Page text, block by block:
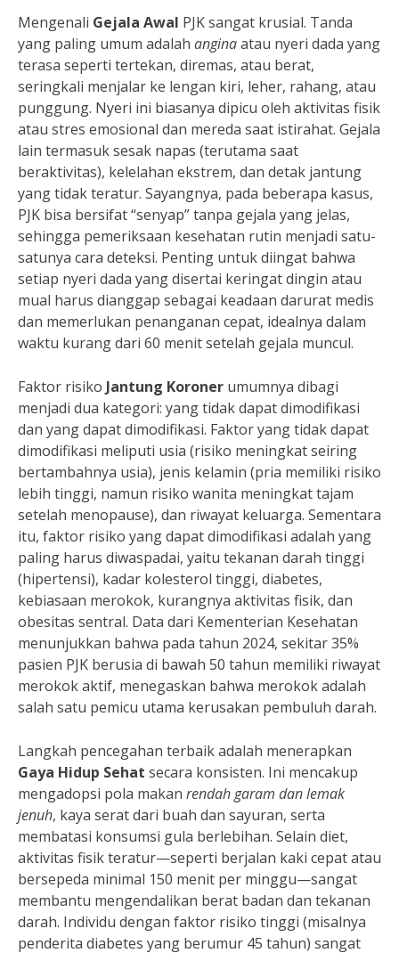
Mengenali Gejala Awal PJK sangat krusial. Tanda
yang paling umum adalah anginaatau nyeri dada yang
terasa seperti tertekan, diremas, atau berat,
seringkali menjalar ke lengan kiri, leher, rahang, atau
punggung. Nyeri ini biasanya dipicu oleh aktivitas fisik
atau stres emosional dan mereda saat istirahat. Gejala
lain termasuk sesak napas (terutama saat
beraktivitas), kelelahan ekstrem, dan detak jantung
yang tidak teratur. Sayangnya, pada beberapa kasus,
PJK bisa bersifat “senyap” tanpa gejala yang jelas,
sehingga pemeriksaan kesehatan rutin menjadi satu-
satunya cara deteksi. Penting untuk diingat bahwa
setiap nyeri dada yang disertai keringat dingin atau
mual harus dianggap sebagai keadaan darurat medis
dan memerlukan penanganan cepat, idealnya dalam
waktu kurang dari 60 menit setelah gejala muncul.
Faktor risiko Jantung Koroner umumnya dibagi
menjadi dua kategori: yang tidak dapat dimodifikasi
dan yang dapat dimodifikasi. Faktor yang tidak dapat
dimodifikasi meliputi usia (risiko meningkat seiring
bertambahnya usia), jenis kelamin (pria memiliki risiko
lebih tinggi, namun risiko wanita meningkat tajam
setelah menopause), dan riwayat keluarga. Sementara
itu, faktor risiko yang dapat dimodifikasi adalah yang
paling harus diwaspadai, yaitu tekanan darah tinggi
(hipertensi), kadar kolesterol tinggi, diabetes,
kebiasaan merokok, kurangnya aktivitas fisik, dan
obesitas sentral. Data dari Kementerian Kesehatan
menunjukkan bahwa pada tahun 2024, sekitar 35%
pasien PJK berusia di bawah 50 tahun memiliki riwayat
merokok aktif, menegaskan bahwa merokok adalah
salah satu pemicu utama kerusakan pembuluh darah.
Langkah pencegahan terbaik adalah menerapkan
Gaya Hidup Sehat secara konsisten. Ini mencakup
mengadopsi pola makan rendah garam dan lemak
jenuh, kaya serat dari buah dan sayuran, serta
membatasi konsumsi gula berlebihan. Selain diet,
aktivitas fisik teratur—seperti berjalan kaki cepat atau
bersepeda minimal 150 menit per minggu—sangat
membantu mengendalikan berat badan dan tekanan
darah. Individu dengan faktor risiko tinggi (misalnya
penderita diabetes yang berumur 45 tahun) sangat